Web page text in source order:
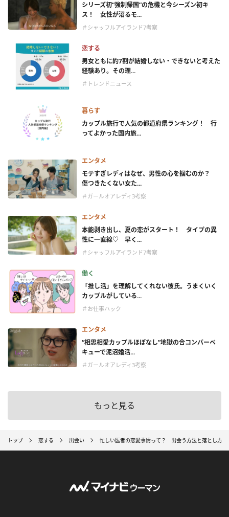
シリーズ初“強制帰国”の危機と今シーズン初キ
ス！ 女性が沼るモ...
＃シャッフルアイランド7考察
恋する
男女ともに約7割が結婚しない・できないと考えた
経験あり。その理...
＃トレンドニュース
暮らす
カップル旅行で人気の都道府県ランキング！ 行
ってよかった国内旅...
エンタメ
モテすぎレディはなぜ、男性の心を掴むのか？
傷つきたくない女た...
＃ガールオアレディ3考察
エンタメ
本能剥き出し、夏の恋がスタート！ タイプの異
性に一直線♡ 早く...
＃シャッフルアイランド7考察
働く
「推し活」を理解してくれない彼氏。うまくいく
カップルがしている...
＃お仕事ハック
エンタメ
“相思相愛カップルほぼなし”地獄の合コンバーベ
キューで泥沼婚活...
＃ガールオアレディ3考察
もっと見る
トップ 恋する 出会い 忙しい医者の恋愛事情って？ 出会う方法と落とし方